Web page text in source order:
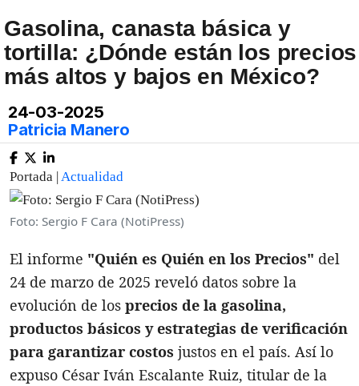
Gasolina, canasta básica y
tortilla: ¿Dónde están los precios
más altos y bajos en México?
24-03-2025
Patricia Manero
Portada |Actualidad
Foto: Sergio F Cara (NotiPress)
El informe "Quién es Quién en los Precios" del
24 de marzo de 2025 reveló datos sobre la
evolución de los precios de la gasolina,
productos básicos y estrategias de verificación
para garantizar costos justos en el país. Así lo
expuso César Iván Escalante Ruiz, titular de la